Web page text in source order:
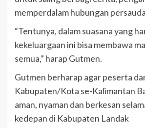
memperdalam hubungan
“Tentunya, dalam suasana yang
kekeluargaan ini bisa membawa
semua,” harap Gutmen.
Gutmen berharap agar peserta
Kabupaten/Kota se-Kalimantan
aman, nyaman dan berkesan
kedepan di Kabupaten Landak